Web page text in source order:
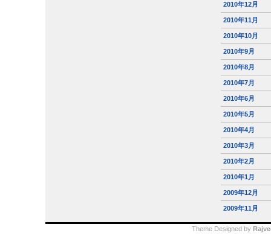
2010年12月
2010年11月
2010年10月
2010年9月
2010年8月
2010年7月
2010年6月
2010年5月
2010年4月
2010年3月
2010年2月
2010年1月
2009年12月
2009年11月
Theme Designed by